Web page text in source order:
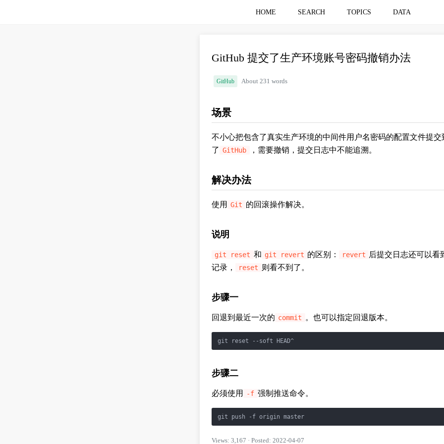
HOME SEARCH TOPICS DATA
GitHub 提交了生产环境账号密码撤销办法
GitHub About 231 words
场景
不小心把包含了真实生产环境的中间件用户名密码的配置文件提交
了 GitHub ，需要撤销，提交日志中不能追溯。
解决办法
使用 Git 的回滚操作解决。
说明
git reset 和 git revert 的区别： revert 后提交日志还可以看
记录，
reset 则看不到了。
步骤一
回退到最近一次的 commit 。也可以指定回退版本。
git reset --soft HEAD^
步骤二
必须使用 -f 强制推送命令。
git push -f origin master
Views: 3,167 · Posted: 2022-04-07